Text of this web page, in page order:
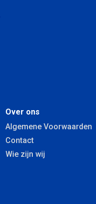
Over ons
Algemene Voorwaarden
Contact
Wie zijn wij